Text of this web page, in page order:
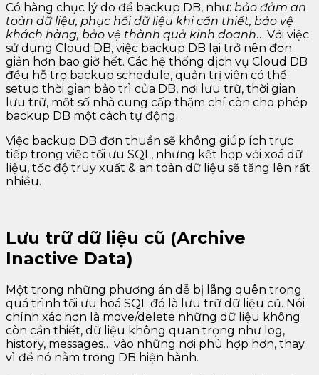
Có hàng chục lý do để backup DB, như: bảo đảm an
toàn dữ liệu, phục hồi dữ liệu khi cần thiết, bảo vệ
khách hàng, bảo vệ thành quả kinh doanh… Với việc
sử dụng Cloud DB, việc backup DB lại trở nên đơn
giản hơn bao giờ hết. Các hệ thống dịch vụ Cloud DB
đều hỗ trợ backup schedule, quản trị viên có thể
setup thời gian bảo trì của DB, nơi lưu trữ, thời gian
lưu trữ, một số nhà cung cấp thậm chí còn cho phép
backup DB một cách tự động.
Việc backup DB đơn thuần sẽ không giúp ích trực
tiếp trong việc tối ưu SQL, nhưng kết hợp với xoá dữ
liệu, tốc độ truy xuất & an toàn dữ liệu sẽ tăng lên rất
nhiều.
Lưu trữ dữ liệu cũ (Archive
Inactive Data)
Một trong những phương án dễ bị lãng quên trong
quá trình tối ưu hoá SQL đó là lưu trữ dữ liệu cũ. Nói
chính xác hơn là move/delete những dữ liệu không
còn cần thiết, dữ liệu không quan trọng như log,
history, messages… vào những nơi phù hợp hơn, thay
vì để nó nằm trong DB hiện hành.